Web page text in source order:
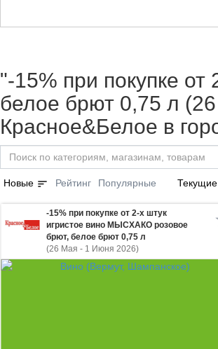
"-15% при покупке
белое брют 0,75 л
Красное&Белое в
Новые sort Рейтинг Популярные Текущие
-15% при покупке от 2-х штук
игристое вино МЫСХАКО розовое
брют, белое брют 0,75 л
(26 Мая - 1 Июня 2026)